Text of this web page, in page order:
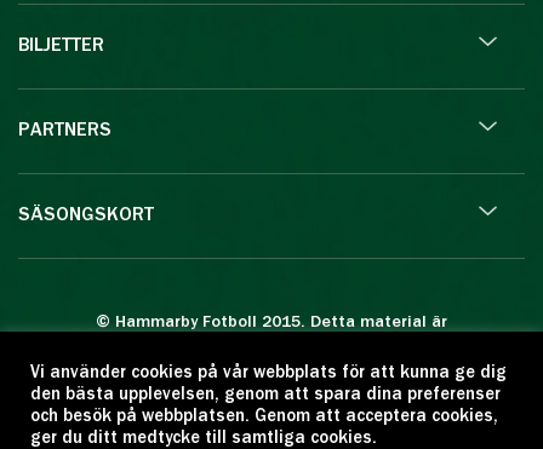
BILJETTER
PARTNERS
SÄSONGSKORT
© Hammarby Fotboll 2015. Detta material är
Eftertryck eller annan kopiering är förbjuden.
Citera oss gärna men ange källan:
www.hammarbyfotboll.se. Ansvarig utgivare:
Vi använder cookies på vår webbplats för att kunna ge dig
den bästa upplevelsen, genom att spara dina preferenser
och besök på webbplatsen. Genom att acceptera cookies,
ger du ditt medtycke till samtliga cookies.